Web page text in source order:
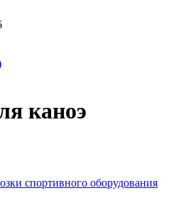
каноэ
спортивного оборудования